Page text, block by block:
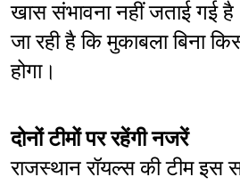
खास संभावना नहीं जताई गई
जा रही है कि मुकाबला बिना
होगा।
दोनों टीमों पर रहेंगी नजरें
राजस्थान रॉयल्स की टीम इस